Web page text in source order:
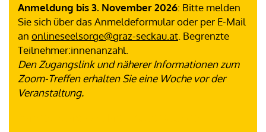
Anmeldung bis 3. November 2026: Bitte melden
Sie sich über das Anmeldeformular oder per E-Mail
an onlineseelsorge@graz-seckau.at . Begrenzte
Teilnehmer:innenanzahl.
Den Zugangslink und näherer Informationen zum
Zoom-Treffen erhalten Sie eine Woche vor der
Veranstaltung.